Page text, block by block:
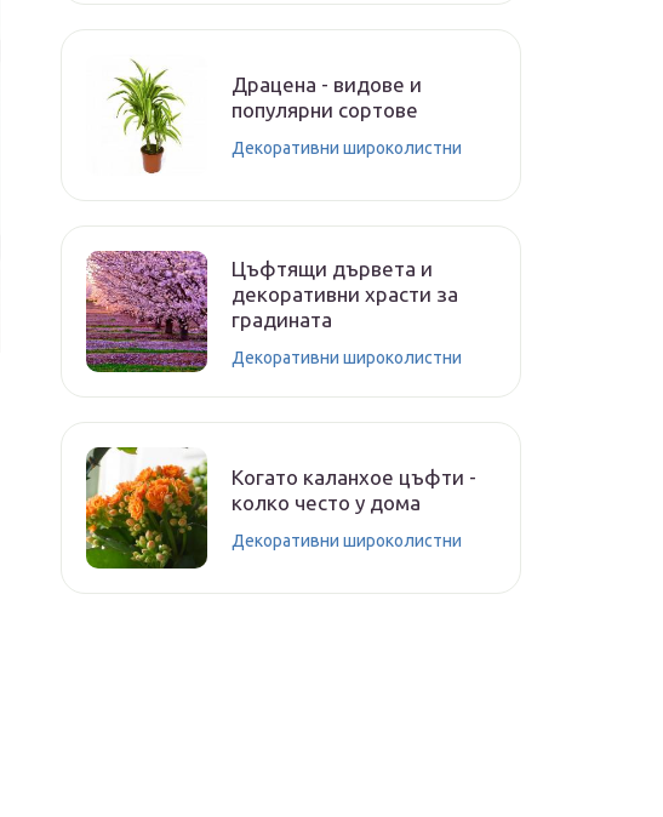
Драцена - видове и
популярни сортове
Декоративни широколистни
Цъфтящи дървета и
декоративни храсти за
градината
Декоративни широколистни
Когато каланхое цъфти -
колко често у дома
Декоративни широколистни